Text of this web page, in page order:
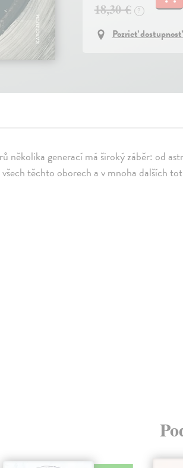
18,30 € ?
Pozrieť
několika generací má široký záběr: od
těchto oborech a v mnoha dalších